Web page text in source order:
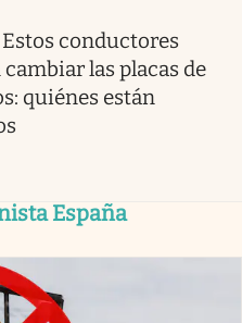
conductores
las placas de
quiénes están
España